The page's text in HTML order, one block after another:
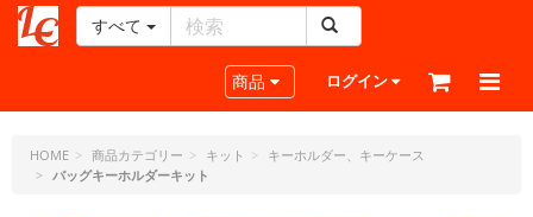
ー
ラ
フ
すべて
Toggle navigation
商品 ログイン
HOME 商品カテゴリー キット
キーホルダー、キーケース
バッグキーホルダーキット